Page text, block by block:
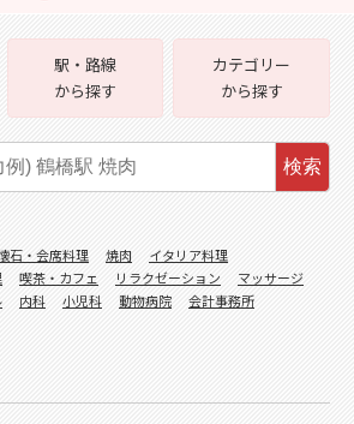
駅・路線
から探す
カテゴリー
から探す
検索
石・会席料理 焼肉
イタリア料理
喫茶・カフェ リラクゼーション
マッサージ
内科 小児科 動物病院
会計事務所